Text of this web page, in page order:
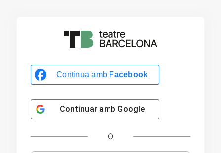
Continua amb Facebook
Continuar amb Google
O